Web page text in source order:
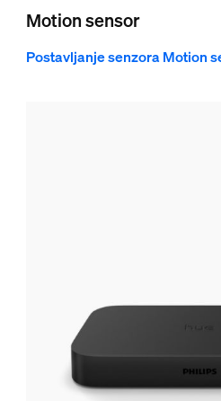
Motion sensor
Postavljanje senzora Motion